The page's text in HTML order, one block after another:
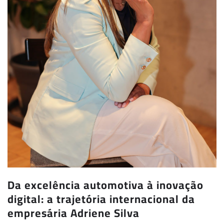
Da excelência automotiva à inovação
digital: a trajetória internacional da
empresária Adriene Silva